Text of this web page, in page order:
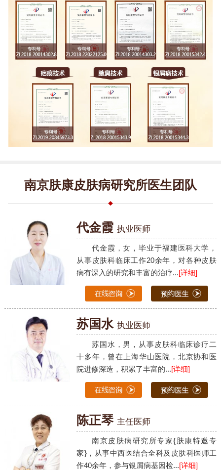
南京肤康皮肤病研究所医生团队
代金霞 执业医师
代金霞，女，毕业于福建医科大学，
从事皮肤科临床工作20余年，对各种皮肤
病有深入的研究和丰富的治疗...[详细]
苏国水 执业医师
苏国水，男，从事皮肤科临床诊疗二
十多年，曾在上海华山医院，北京协和医
院进修深造，积累了丰富的...[详细]
陈正琴 主任医师
南京皮肤病研究所专家{肤康特邀专
家}，从事中西医结合全科及皮肤科医师工
作40余年，参与银屑病基因检...[详细]